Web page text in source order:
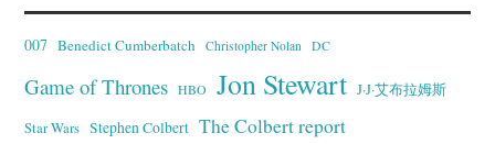
007 Benedict Cumberbatch Christopher Nolan DC
Game of Thrones HBO Jon Stewart J·J·艾布拉姆斯
Star Wars Stephen Colbert The Colbert report